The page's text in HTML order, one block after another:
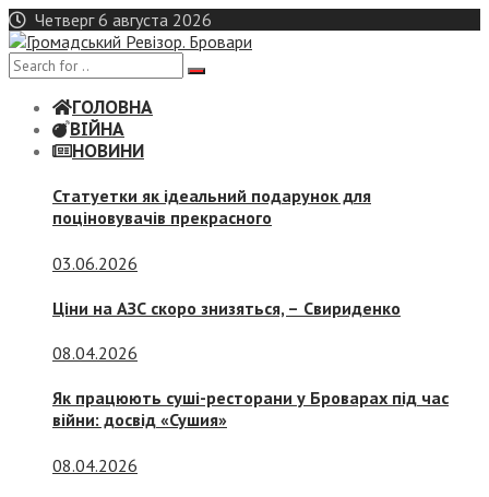
Skip
to
content
Четверг 6 августа 2026
ГОЛОВНА
ВІЙНА
НОВИНИ
Статуетки як ідеальний подарунок для
поціновувачів прекрасного
03.06.2026
Ціни на АЗС скоро знизяться, – Свириденко
08.04.2026
Як працюють суші-ресторани у Броварах під час
війни: досвід «Сушия»
08.04.2026